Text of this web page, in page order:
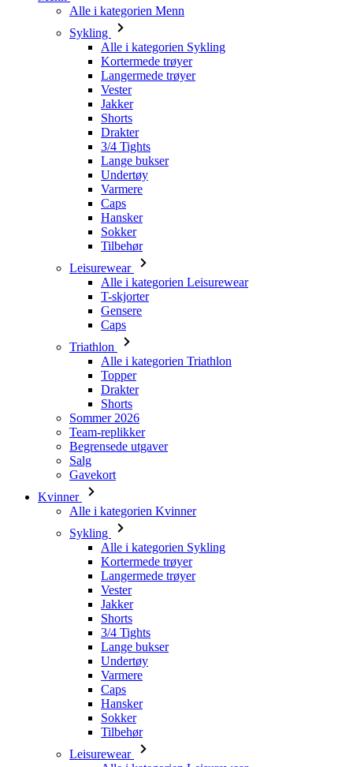
Langermede trøyer
Vester
Jakker
Shorts
Drakter
3/4 Tights
Lange bukser
Undertøy
Varmere
Caps
Hansker
Sokker
Tilbehør
Leisurewear
Alle i kategorien Leisurewear
T-skjorter
Gensere
Triathlon
Alle i kategorien Triathlon
Topper
Drakter
Shorts
Sommer 2026
Team-replikker
Begrensede utgaver
Salg
Gavekort
Kvinner
Alle i kategorien Kvinner
Sykling
Alle i kategorien Sykling
Langermede trøyer
Vester
Jakker
Shorts
3/4 Tights
Lange bukser
Undertøy
Varmere
Caps
Hansker
Sokker
Tilbehør
Leisurewear
Alle i kategorien Leisurewear
T-skjorter
Gensere